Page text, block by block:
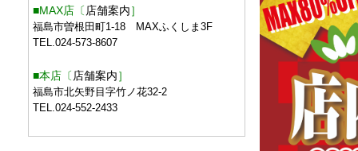
■MAX店〔 店舗案内］
福島市曽根田町1-18 MAXふくしま3F
TEL.024-573-8607
■本店〔 店舗案内］
福島市北矢野目字竹ノ花32-2
TEL.024-552-2433